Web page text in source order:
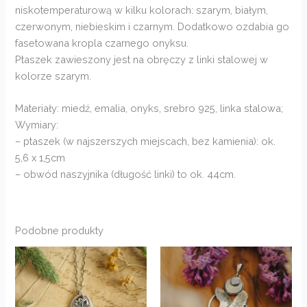
niskotemperaturową w kilku kolorach: szarym, białym,
czerwonym, niebieskim i czarnym. Dodatkowo ozdabia go
fasetowana kropla czarnego onyksu.
Ptaszek zawieszony jest na obręczy z linki stalowej w
kolorze szarym.
Materiały: miedź, emalia, onyks, srebro 925, linka stalowa;
Wymiary:
– ptaszek (w najszerszych miejscach, bez kamienia): ok.
5,6 x 1,5cm
– obwód naszyjnika (długość linki) to ok. 44cm.
Podobne produkty